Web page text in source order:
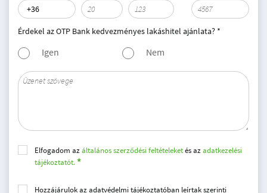
Érdekel az OTP Bank kedvezményes lakáshitel ajánlata? *
Igen Nem
Elfogadom azáltalános szerződési feltételeketés azadatkezelési
tájékoztatót.
Hozzájárulok az adatvédelmi tájékoztatóban leírtak szerinti